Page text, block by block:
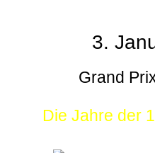
3.
Grand
Die Jahre der